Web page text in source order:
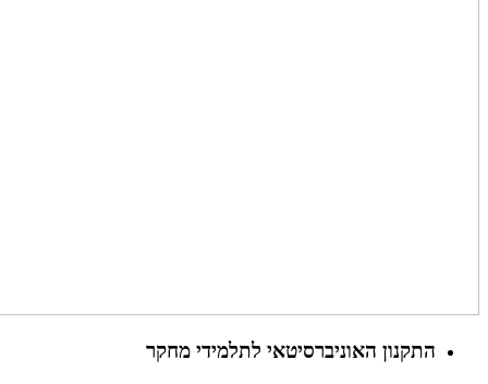
התקנון האוניברסיטאי לתלמידי מחקר